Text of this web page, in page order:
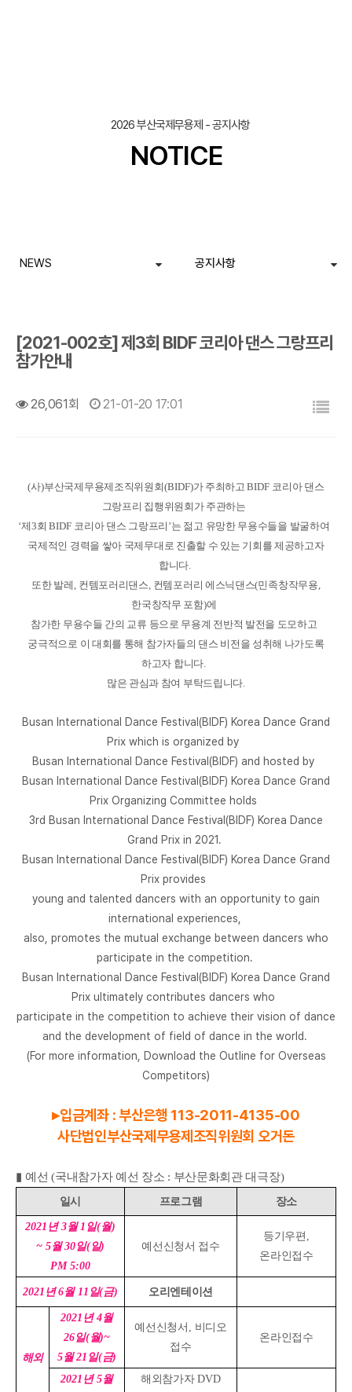
2026 부산국제무용제 - 공지사항
NOTICE
NEWS 공지사항
[2021-002호] 제3회 BIDF 코리아 댄스 그랑프리
참가안내
26,061회 21-01-20 17:01
(사)부산국제무용제조직위원회(BIDF)가 주최하고BIDF 코리아 댄스
그랑프리 집행위원회가 주관하는
‘제3회BIDF 코리아 댄스 그랑프리 ’는 젊고 유망한 무용수들을 발굴하여
국제적인 경력을 쌓아 국제무대로 진출할 수 있는 기회를 제공하고자
합니다.
또한 발레 , 컨템포러리댄스, 컨템포러리 에스닉댄스(민족창작무용,
한국창작무 포함)에
참가한 무용수들 간의 교류 등으로 무용계 전반적 발전을 도모하고
궁극적으로 이 대회를 통해 참가자들의 댄스 비전을 성취해 나가도록
하고자 합니다.
많은 관심과 참여 부탁드립니다.
Busan International Dance Festival(BIDF) Korea Dance Grand
Prix which is organized by
Busan International Dance Festival(BIDF) and hosted by
Busan International Dance Festival(BIDF) Korea Dance Grand
Prix Organizing Committee holds
3rd Busan International Dance Festival(BIDF) Korea Dance
Grand Prix in 2021.
Busan International Dance Festival(BIDF) Korea Dance Grand
Prix provides
young and talented dancers with an opportunity to gain
international experiences,
also, promotes the mutual exchange between dancers who
participate in the competition.
Busan International Dance Festival(BIDF) Korea Dance Grand
Prix ultimately contributes dancers who
participate in the competition to achieve their vision of dance
and the development of field of dance in the world.
(For more information, Download the Outline for Overseas
Competitors)
▸입금계좌 : 부산은행 113-2011-4135-00
사단법인부산국제무용제조직위원회 오거돈​
▮ 예선 (국내참가자 예선 장소 : 부산문화회관 대극장)
일시 프로그램 장소
2021 년 3월1 일(월)
~ 5월30 일(일)
PM 5:00
예선신청서 접수
등기우편 ,
온라인접수
2021 년6월 11 일(금) 오리엔테이션
해외
2021 년4월
26일(월)~
5월21 일(금)
예선신청서 , 비디오
접수
온라인접수
2021 년 5월
해외참가자DVD